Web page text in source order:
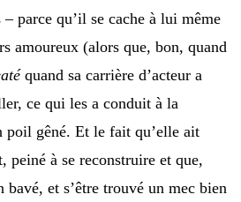
– parce qu’il se cache à lui même
amoureux (alors que, bon, quand
quand sa carrière d’acteur a
ce qui les a conduit à la
poil gêné. Et le fait qu’elle ait
peiné à se reconstruire et que,
bavé, et s’être trouvé un mec bien